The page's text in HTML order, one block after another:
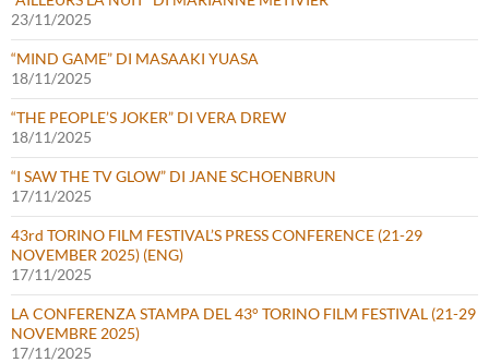
23/11/2025
“MIND GAME” DI MASAAKI YUASA
18/11/2025
“THE PEOPLE’S JOKER” DI VERA DREW
18/11/2025
“I SAW THE TV GLOW” DI JANE SCHOENBRUN
17/11/2025
43rd TORINO FILM FESTIVAL’S PRESS CONFERENCE (21-29
NOVEMBER 2025) (ENG)
17/11/2025
LA CONFERENZA STAMPA DEL 43° TORINO FILM FESTIVAL (21-29
NOVEMBRE 2025)
17/11/2025